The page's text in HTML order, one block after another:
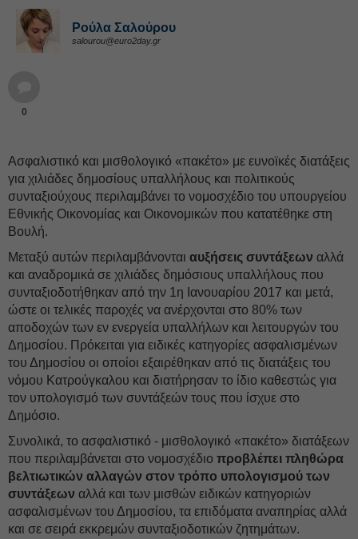
Ρούλα Σαλούρου
salourou@euro2day.gr
0
Ασφαλιστικό και μισθολογικό «πακέτο» με ευνοϊκές διατάξεις
για χιλιάδες δημοσίους υπαλλήλους και πολιτικούς
συνταξιούχους περιλαμβάνει το νομοσχέδιο του υπουργείου
Εθνικής Οικονομίας και Οικονομικών που κατατέθηκε στη
Βουλή.
Μεταξύ αυτών περιλαμβάνονται αυξήσεις συντάξεων αλλά
και αναδρομικά σε χιλιάδες δημόσιους υπαλλήλους που
συνταξιοδοτήθηκαν από την 1η Ιανουαρίου 2017 και μετά,
ώστε οι τελικές παροχές να ανέρχονται στο 80% των
αποδοχών των εν ενεργεία υπαλλήλων και λειτουργών του
Δημοσίου. Πρόκειται για ειδικές κατηγορίες ασφαλισμένων
του Δημοσίου οι οποίοι εξαιρέθηκαν από τις διατάξεις του
νόμου Κατρούγκαλου και διατήρησαν το ίδιο καθεστώς για
τον υπολογισμό των συντάξεών τους που ίσχυε στο
Δημόσιο.
Συνολικά, το ασφαλιστικό - μισθολογικό «πακέτο» διατάξεων
που περιλαμβάνεται στο νομοσχέδιο προβλέπει πληθώρα
βελτιωτικών αλλαγών στον τρόπο υπολογισμού των
συντάξεων αλλά και των μισθών ειδικών κατηγοριών
ασφαλισμένων του Δημοσίου, τα επιδόματα αναπηρίας αλλά
και σε σειρά εκκρεμών συνταξιοδοτικών ζητημάτων.